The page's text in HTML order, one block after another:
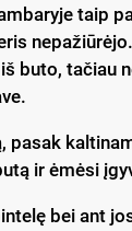
taip
buto, tačiau
pasak
ir ėmėsi
bei ant